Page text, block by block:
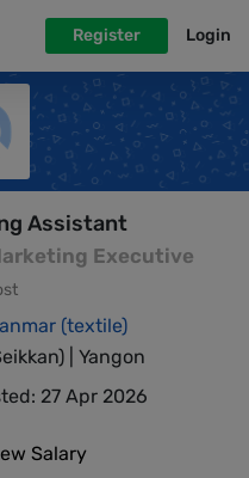
Register Login
Assistant
Executive
(textile)
| Yangon
27 Apr 2026
Salary